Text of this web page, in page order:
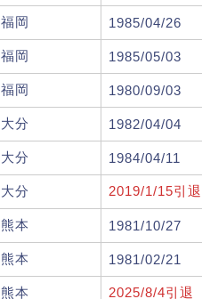
福岡 1985/04/26
福岡 1985/05/03
福岡 1980/09/03
大分 1982/04/04
大分 1984/04/11
大分 2019/1/15引退
熊本 1981/10/27
熊本 1981/02/21
熊本 2025/8/4引退